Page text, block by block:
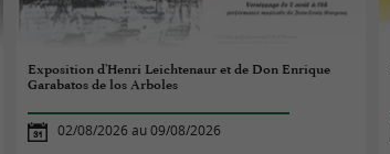
Exposition d'Henri Leichtenaur et de Don Enrique
Garabatos de los Arboles
02/08/2026 au 09/08/2026